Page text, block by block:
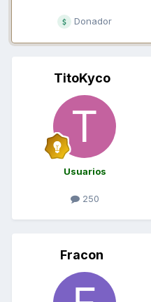
Donador
TitoKyco
Usuarios
250
Fracon